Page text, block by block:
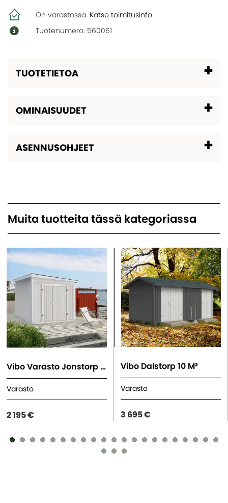
On varastossa. Katso toimitusinfo
Tuotenumero: 560061
TUOTETIETOA
OMINAISUUDET
ASENNUSOHJEET
Muita tuotteita tässä kategoriassa
Vibo Varasto Jonstorp 7,5 M²
Varasto
2 195 €
Vibo Dalstorp 10 M²
Varasto
3 695 €